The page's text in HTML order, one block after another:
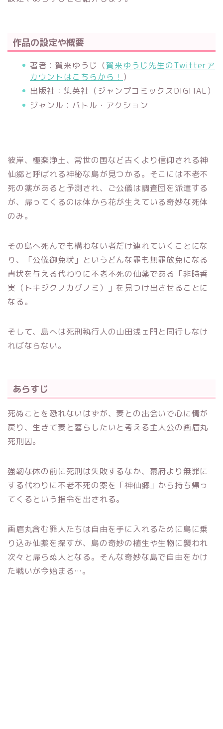
作品の設定や概要
著者：賀来ゆうじ（賀来ゆうじ先生のTwitterア
カウントはこちらから！ ）
出版社：集英社（ジャンプコミックスDIGITAL）
ジャンル：バトル・アクション
彼岸、極楽浄土、常世の国など古くより信仰される神
仙郷と呼ばれる神秘な島が見つかる。そこには不老不
死の薬があると予測され、ご公儀は調査団を派遣する
が、帰ってくるのは体から花が生えている奇妙な死体
のみ。
その島へ死んでも構わない者だけ連れていくことにな
り、「公儀御免状」というどんな罪も無罪放免になる
書状を与える代わりに不老不死の仙薬である「非時香
実（トキジクノカグノミ）」を見つけ出させることに
なる。
そして、島へは死刑執行人の山田浅ェ門と同行しなけ
ればならない。
あらすじ
死ぬことを恐れないはずが、妻との出会いで心に情が
戻り、生きて妻と暮らしたいと考える主人公の画眉丸
死刑囚。
強靭な体の前に死刑は失敗するなか、幕府より無罪に
する代わりに不老不死の薬を「神仙郷」から持ち帰っ
てくるという指令を出される。
画眉丸含む罪人たちは自由を手に入れるために島に乗
り込み仙薬を探すが、島の奇妙の植生や生物に襲われ
次々と帰らぬ人となる。そんな奇妙な島で自由をかけ
た戦いが今始まる…。